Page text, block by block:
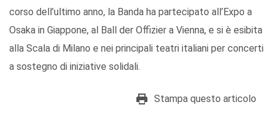
corso dell’ultimo anno, la Banda ha partecipato all’Expo a
Osaka in Giappone, al Ball der Offizier a Vienna, e si è esibita
alla Scala di Milano e nei principali teatri italiani per concerti
a sostegno di iniziative solidali.
Stampa questo articolo